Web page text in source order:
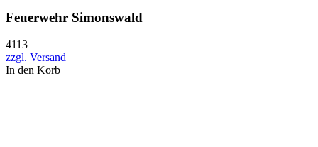
Feuerwehr Simonswald
4113
zzgl. Versand
In den Korb